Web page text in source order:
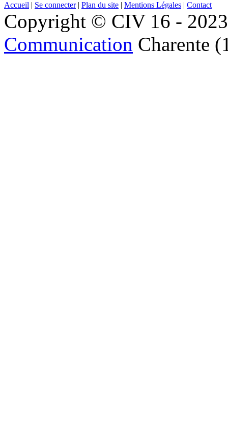
Accueil | Se connecter| Plan du site | Mentions Légales | Contact
Copyright © CIV 16 -
Communication Charente